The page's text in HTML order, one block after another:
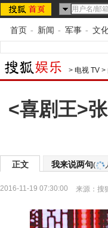
首页 - 新闻 - 军事 - 文
> 电视 TV >
<喜剧王>
正文 我来说两句(
2016-11-19 07:30:00 来源： 搜